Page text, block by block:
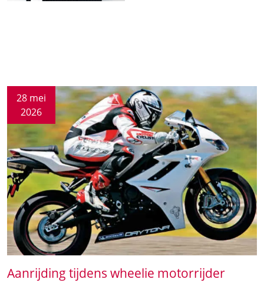
28 mei
2026
Aanrijding tijdens wheelie motorrijder